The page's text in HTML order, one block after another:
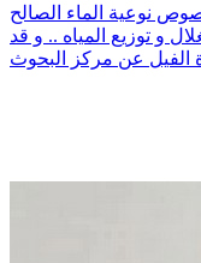
نوعية الماء الصالح
و توزيع المياه .. و قد